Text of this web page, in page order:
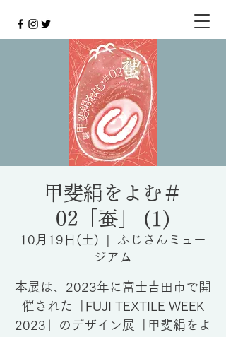
甲斐絹をよむ＃
02「蚕」 (1)
10月19日(土)
  |
ふじさんミュー
ジアム
本展は、2023年に富士吉田市で開
催された「FUJI TEXTILE WEEK
2023」のデザイン展「甲斐絹をよ